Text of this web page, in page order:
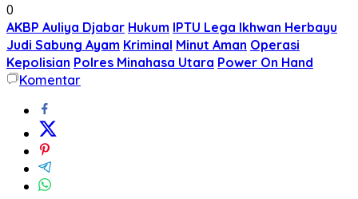
0
AKBP Auliya Djabar Hukum IPTU Lega Ikhwan Herbayu
Judi Sabung Ayam Kriminal Minut Aman Operasi
Kepolisian Polres Minahasa Utara Power On Hand
Komentar